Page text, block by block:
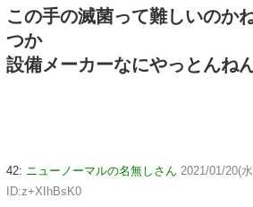
この手の滅菌って難しいのか
つか
設備メーカーなにやっとんね
42: ニューノーマルの名無しさん 2021/01/20(
ID:z+XIhBsK0